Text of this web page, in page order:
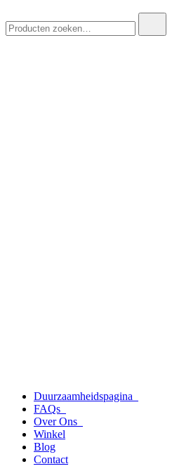
naar:
Duurzaamheidspagina
FAQs
Over Ons
Winkel
Blog
Contact